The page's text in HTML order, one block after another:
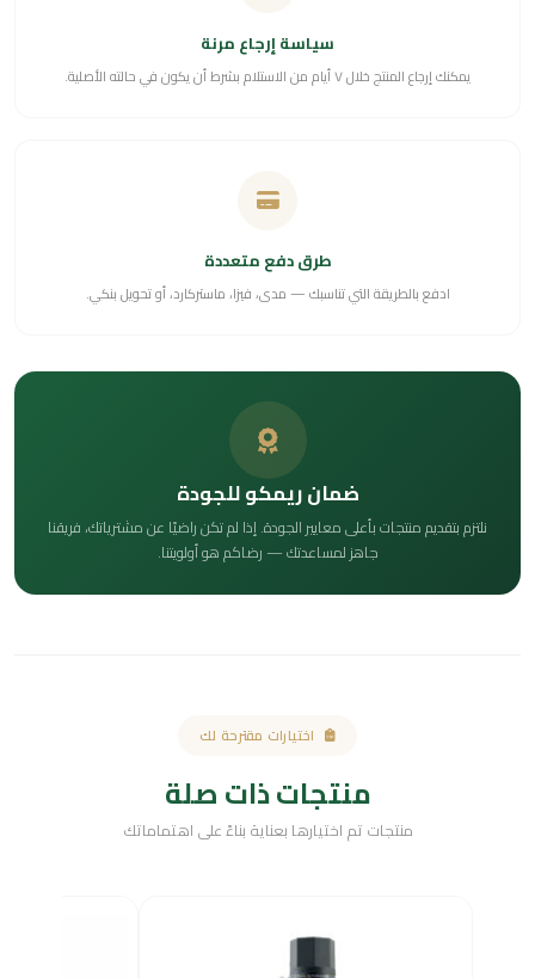
سياسة إرجاع مرنة
يمكنك إرجاع المنتج خلال ٧ أيام من الاستلام بشرط أن يكون في حالته الأصلية.
طرق دفع متعددة
ادفع بالطريقة التي تناسبك — مدى، فيزا، ماستركارد، أو تحويل بنكي.
ضمان ريمكو للجودة
نلتزم بتقديم منتجات بأعلى معايير الجودة. إذا لم تكن راضيًا عن مشترياتك، فريقنا
جاهز لمساعدتك — رضاكم هو أولويتنا.
اختيارات مقترحة لك
منتجات ذات صلة
منتجات تم اختيارها بعناية بناءً على اهتماماتك